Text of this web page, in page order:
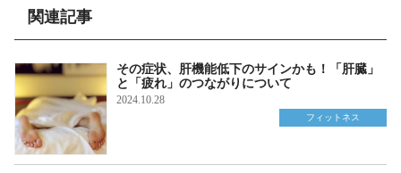
関連記事
その症状、肝機能低下のサインかも！「肝臓」
と「疲れ」のつながりについて
2024.10.28
フィットネス